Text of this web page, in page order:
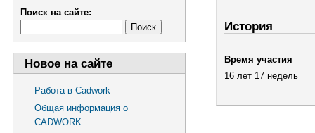
Поиск на сайте:
Новое на сайте
Работа в Cadwork
Общая информация о
CADWORK
История
Время участия
16 лет 17 недель